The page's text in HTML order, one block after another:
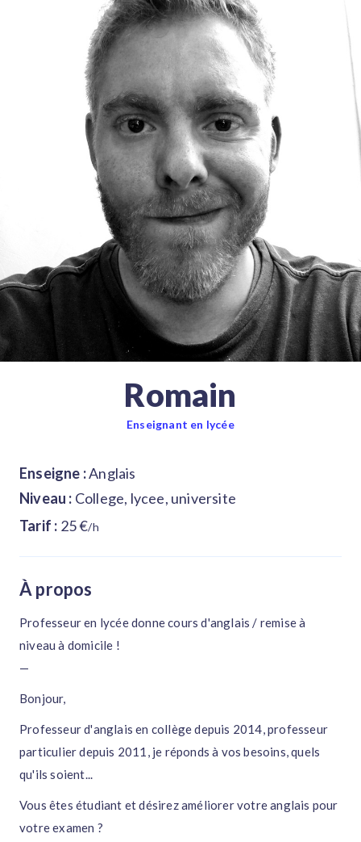
Romain
Enseignant en lycée
Enseigne :Anglais
Niveau : College, lycee, universite
Tarif : 25 €/h
À propos
Professeur en lycée donne cours d'anglais / remise à
niveau à domicile !
—
Bonjour,
Professeur d'anglais en collège depuis 2014, professeur
particulier depuis 2011, je réponds à vos besoins, quels
qu'ils soient...
Vous êtes étudiant et désirez améliorer votre anglais pour
votre examen ?